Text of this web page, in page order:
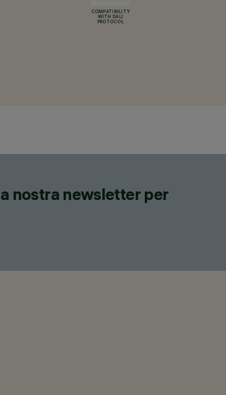
COMPATIBILITY
WITH DALI
PROTOCOL
nostra newsletter per